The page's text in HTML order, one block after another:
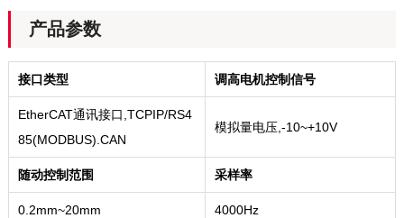
产品参数
接口类型 调高电机控制信号
EtherCAT通讯接口,TCPIP/RS4
85(MODBUS).CAN
模拟量电压,-10~+10V
随动控制范围 采样率
0.2mm~20mm 4000Hz